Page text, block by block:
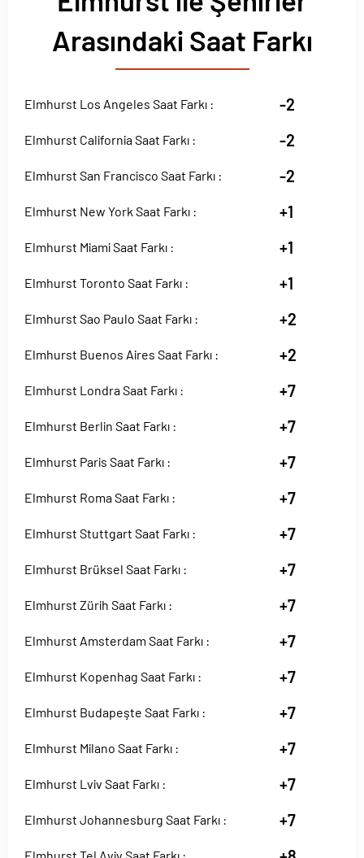
Arasındaki Saat Farkı
Elmhurst Los Angeles Saat Farkı : -2
Elmhurst California Saat Farkı : -2
Elmhurst San Francisco Saat Farkı : -2
Elmhurst New York Saat Farkı : +1
Elmhurst Miami Saat Farkı : +1
Elmhurst Toronto Saat Farkı : +1
Elmhurst Sao Paulo Saat Farkı : +2
Elmhurst Buenos Aires Saat Farkı : +2
Elmhurst Londra Saat Farkı : +7
Elmhurst Berlin Saat Farkı : +7
Elmhurst Paris Saat Farkı : +7
Elmhurst Roma Saat Farkı : +7
Elmhurst Stuttgart Saat Farkı : +7
Elmhurst Brüksel Saat Farkı : +7
Elmhurst Zürih Saat Farkı : +7
Elmhurst Amsterdam Saat Farkı : +7
Elmhurst Kopenhag Saat Farkı : +7
Elmhurst Budapeşte Saat Farkı : +7
Elmhurst Milano Saat Farkı : +7
Elmhurst Lviv Saat Farkı : +7
Elmhurst Johannesburg Saat Farkı : +7